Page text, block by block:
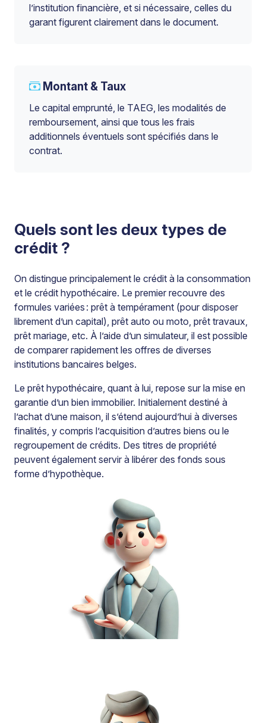
l’institution financière, et si nécessaire, celles du
garant figurent clairement dans le document.
Montant & Taux
Le capital emprunté, le TAEG, les modalités de
remboursement, ainsi que tous les frais
additionnels éventuels sont spécifiés dans le
contrat.
Quels sont les deux types de
crédit ?
On distingue principalement le crédit à la consommation
et le crédit hypothécaire. Le premier recouvre des
formules variées : prêt à tempérament (pour disposer
librement d’un capital), prêt auto ou moto, prêt travaux,
prêt mariage, etc. À l’aide d’un simulateur, il est possible
de comparer rapidement les offres de diverses
institutions bancaires belges.
Le prêt hypothécaire, quant à lui, repose sur la mise en
garantie d’un bien immobilier. Initialement destiné à
l’achat d’une maison, il s’étend aujourd’hui à diverses
finalités, y compris l’acquisition d’autres biens ou le
regroupement de crédits. Des titres de propriété
peuvent également servir à libérer des fonds sous
forme d’hypothèque.